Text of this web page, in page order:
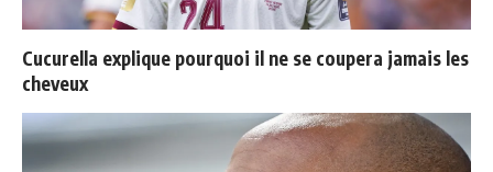
Cucurella explique pourquoi il ne se coupera jamais les
cheveux